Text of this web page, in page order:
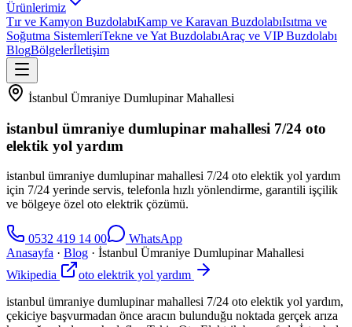
Ürünlerimiz
Tır ve Kamyon BuzdolabıKamp ve Karavan BuzdolabıIsıtma ve
Soğutma SistemleriTekne ve Yat BuzdolabıAraç ve VIP Buzdolabı
BlogBölgelerİletişim
İstanbul Ümraniye Dumlupinar Mahallesi
istanbul ümraniye dumlupinar mahallesi 7/24 oto
elektik yol yardım
istanbul ümraniye dumlupinar mahallesi 7/24 oto elektik yol yardım
için 7/24 yerinde servis, telefonla hızlı yönlendirme, garantili işçilik
ve bölgeye özel oto elektrik çözümü.
0532 419 14 00
WhatsApp
Anasayfa · Blog · İstanbul Ümraniye Dumlupinar Mahallesi
Wikipedia
oto elektrik yol yardım
istanbul ümraniye dumlupinar mahallesi 7/24 oto elektik yol yardım,
çekiciye başvurmadan önce aracın bulunduğu noktada gerçek arıza